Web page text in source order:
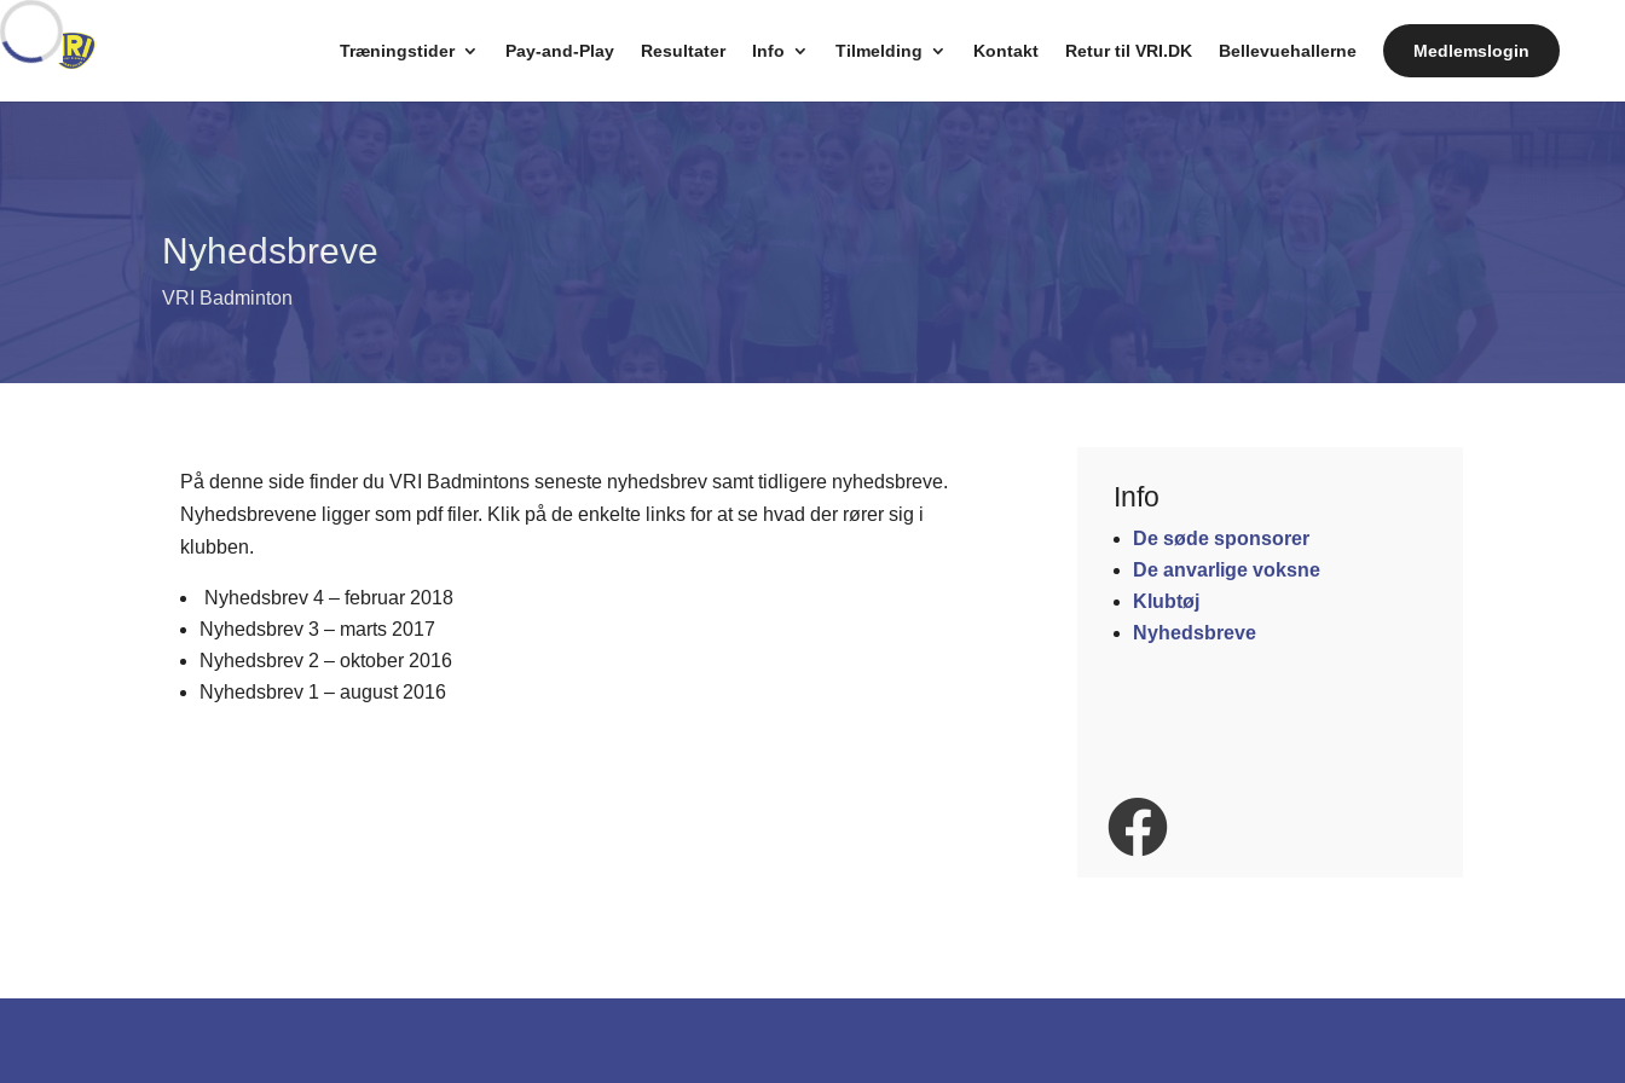
Træningstider Pay-and-Play Resultater Info Tilmelding Kontakt Retur til VRI.DK Bellevuehallerne Medlemslogin
Nyhedsbreve
VRI Badminton
På denne side finder du VRI Badmintons seneste nyhedsbrev samt tidligere nyhedsbreve.
Nyhedsbrevene ligger som pdf filer. Klik på de enkelte links for at se hvad der rører sig i
klubben.
Nyhedsbrev 4 – februar 2018
Nyhedsbrev 3 – marts 2017
Nyhedsbrev 2 – oktober 2016
Nyhedsbrev 1 – august 2016
Info
De søde sponsorer
De anvarlige voksne
Klubtøj
Nyhedsbreve